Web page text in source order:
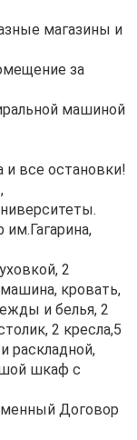
магазины и
за
машиной
и все остановки!
2
кровать,
и белья, 2
2 кресла,5
раскладной,
шкаф с
Договор